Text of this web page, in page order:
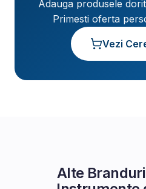
Adauga produsele
Primesti oferta
Vezi
Alte